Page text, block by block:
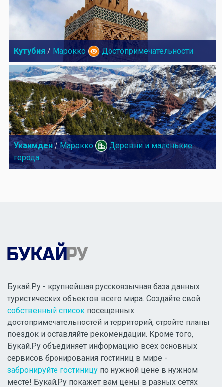
Кутубия / Марокко Достопримечательности
Укаимден/ Марокко
Деревни и маленькие
города
Букай.Ру - крупнейшая русскоязычная база данных
туристических объектов всего мира. Создайте свой
собственный список посещенных
достопримечательностей и территорий, стройте планы
поездок и оставляйте рекомендации. Кроме того,
Букай.Ру объединяет информацию всех основных
сервисов бронирования гостиниц в мире -
забронируйте гостиницу по нужной цене в нужном
месте! Букай.Ру покажет вам цены в разных сетях